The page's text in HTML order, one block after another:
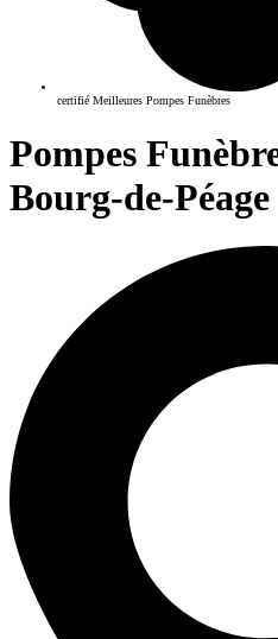
certifié Meilleures Pompes Funèbres
Pompes
Bourg-de-Péage